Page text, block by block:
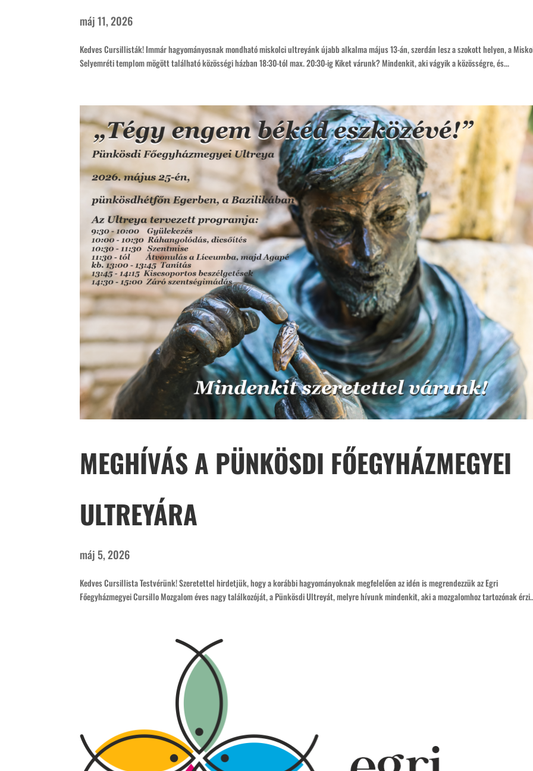
máj 11, 2026
Kedves Cursillisták! Immár hagyományosnak mondható miskolci ultreyánk újabb alkalma május 13-án, szerdán lesz a szokott helyen, a
Selyemréti templom mögött található közösségi házban 18:30-tól max. 20:30-ig Kiket várunk? Mindenkit, aki vágyik a közösségre, és...
MEGHÍVÁS A PÜNKÖSDI FŐEGYHÁZMEGYEI
ULTREYÁRA
máj 5, 2026
Kedves Cursillista Testvérünk! Szeretettel hirdetjük, hogy a korábbi hagyományoknak megfelelően az idén is megrendezzük az Egri
Főegyházmegyei Cursillo Mozgalom éves nagy találkozóját, a Pünkösdi Ultreyát, melyre hívunk mindenkit, aki a mozgalomhoz tartozónak